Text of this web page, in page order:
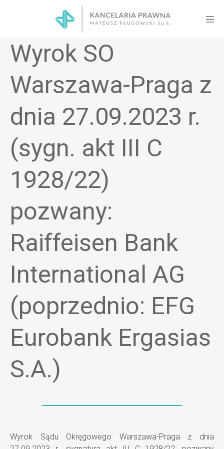
Wyrok SO
Warszawa-Praga z
dnia 27.09.2023 r.
(sygn. akt III C
1928/22)
pozwany:
Raiffeisen Bank
International AG
(poprzednio: EFG
Eurobank Ergasias
S.A.)
Wyrok Sądu Okręgowego Warszawa-Praga z dnia